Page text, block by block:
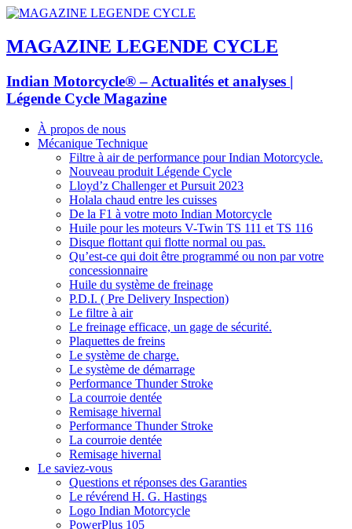
MAGAZINE LEGENDE CYCLE
Indian Motorcycle® – Actualités et analyses |
Légende Cycle Magazine
À propos de nous
Mécanique Technique
Filtre à air de performance pour Indian Motorcycle.
Nouveau produit Légende Cycle
Lloyd’z Challenger et Pursuit 2023
Holala chaud entre les cuisses
De la F1 à votre moto Indian Motorcycle
Huile pour les moteurs V-Twin TS 111 et TS 116
Disque flottant qui flotte normal ou pas.
Qu’est-ce qui doit être programmé ou non par votre
concessionnaire
Huile du système de freinage
P.D.I. ( Pre Delivery Inspection)
Le filtre à air
Le freinage efficace, un gage de sécurité.
Plaquettes de freins
Le système de charge.
Le système de démarrage
Performance Thunder Stroke
La courroie dentée
Remisage hivernal
Performance Thunder Stroke
La courroie dentée
Remisage hivernal
Le saviez-vous
Questions et réponses des Garanties
Le révérend H. G. Hastings
Logo Indian Motorcycle
PowerPlus 105